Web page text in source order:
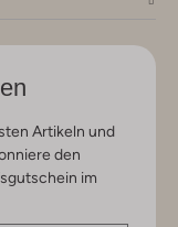
Artikeln und
den
im